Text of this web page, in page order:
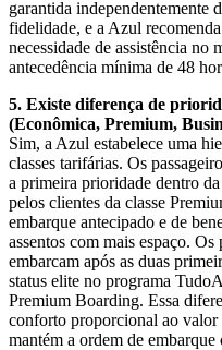
garantida independentemente
fidelidade, e a Azul
necessidade de assistência no
antecedência mínima de 48
5. Existe diferença de
(Econômica, Premium,
Sim, a Azul estabelece uma
classes tarifárias. Os
a primeira prioridade dentro
pelos clientes da classe
embarque antecipado e de
assentos com mais espaço.
embarcam após as duas
status elite no programa
Premium Boarding. Essa
conforto proporcional ao valor
mantém a ordem de